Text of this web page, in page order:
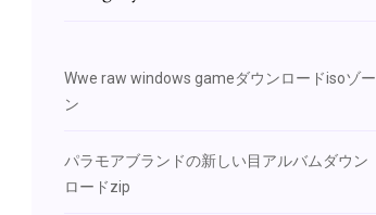
Wwe raw windows gameダウンロードisoゾー
ン
パラモアブランドの新しい目アルバムダウン
ロードzip